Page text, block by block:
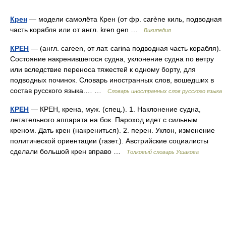
Крен — модели самолёта Крен (от фр. carène киль, подводная
часть корабля или от англ. kren gen …
Википедия
КРЕН — (англ. careen, от лат. carina подводная часть корабля).
Состояние накренившегося судна, уклонение судна по ветру
или вследствие переноса тяжестей к одному борту, для
подводных починок. Словарь иностранных слов, вошедших в
состав русского языка.… …
Словарь иностранных слов русского языка
КРЕН — КРЕН, крена, муж. (спец.). 1. Наклонение судна,
летательного аппарата на бок. Пароход идет с сильным
креном. Дать крен (накрениться). 2. перен. Уклон, изменение
политической ориентации (газет.). Австрийские социалисты
сделали большой крен вправо …
Толковый словарь Ушакова